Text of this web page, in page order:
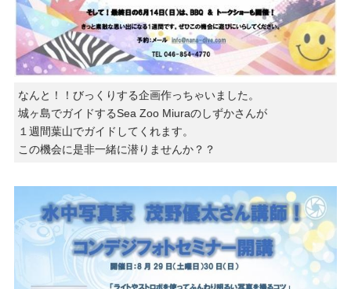
なんと！！びっくりする企画作っちゃいました。
城ヶ島でガイドするSea Zoo Miuraのしずかさんが
１週間葉山でガイドしてくれます。
この機会に是非一緒に潜りませんか？？